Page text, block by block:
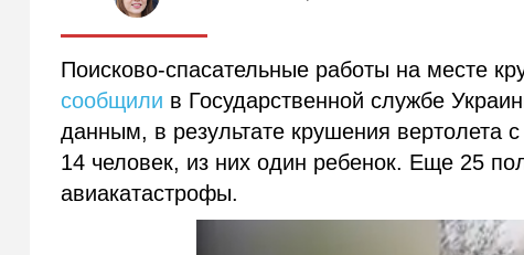
Поисково-спасательные работы на месте
сообщили в Государственной службе
данным, в результате крушения вертолета
14 человек, из них один ребенок. Еще 25
авиакатастрофы.